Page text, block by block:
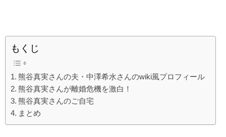
もくじ
熊谷真実さんの夫・中澤希水さんのwiki風プロフィール
熊谷真実さんが離婚危機を激白！
熊谷真実さんのご自宅
まとめ